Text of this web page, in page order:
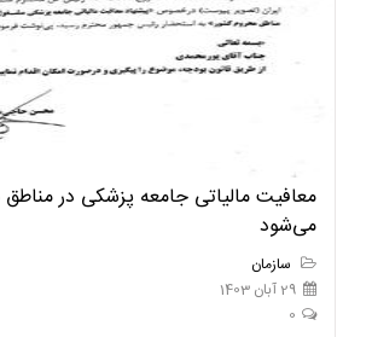
معافیت مالیاتی جامعه پزشکی در
می‌شود
سازمان
29 آبان 1403
0